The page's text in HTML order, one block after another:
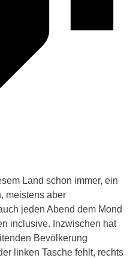
Land schon immer, ein
meistens aber
jeden Abend dem Mond
inclusive. Inzwischen hat
Bevölkerung
linken Tasche fehlt, rechts